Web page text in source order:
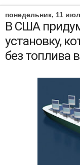
понедельник, 11
В США
установку,
без топлива